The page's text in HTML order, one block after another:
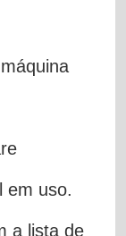
em uso.
a lista de